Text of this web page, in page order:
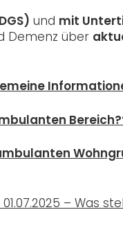
und mit
Demenz über
– Was